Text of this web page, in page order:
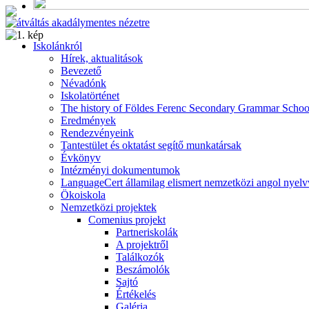
Iskolánkról
Hírek, aktualitások
Bevezető
Névadónk
Iskolatörténet
The history of Földes Ferenc Secondary Grammar
Eredmények
Rendezvényeink
Tantestület és oktatást segítő munkatársak
Évkönyv
Intézményi dokumentumok
LanguageCert államilag elismert nemzetközi angol
Ökoiskola
Nemzetközi projektek
Comenius projekt
Partneriskolák
A projektről
Találkozók
Beszámolók
Sajtó
Értékelés
Galéria
Program